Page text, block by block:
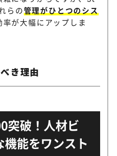
らの管理がひとつのシス
率が大幅にアップしま
き理由
突破！人材ビ
能をワンスト